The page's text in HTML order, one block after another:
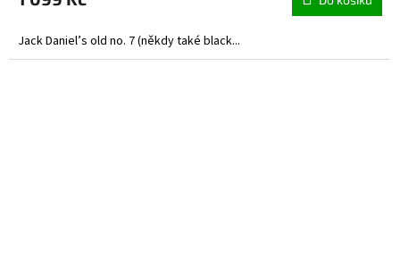
Jack Daniel’s old no. 7 (někdy také black...